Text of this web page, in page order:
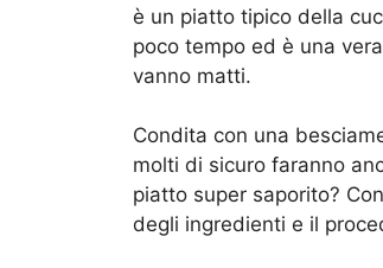
è un piatto tipico della
poco tempo ed è una
vanno matti.
Condita con una
molti di sicuro faranno
piatto super saporito?
degli ingredienti e il